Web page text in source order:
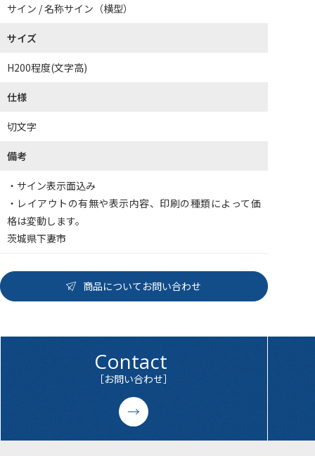
サイン / 名称サイン（横型）
サイズ
H200程度(文字高)
仕様
切文字
備考
・サイン表示面込み
・レイアウトの有無や表示内容、印刷の種類によって価
格は変動します。
茨城県下妻市
商品についてお問い合わせ
Contact
［お問い合わせ］